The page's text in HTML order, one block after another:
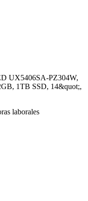
UX5406SA-PZ304W,
1TB SSD, 14&quot;,
laborales